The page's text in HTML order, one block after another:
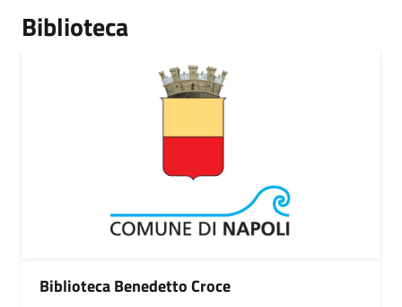
Biblioteca
Biblioteca Benedetto Croce